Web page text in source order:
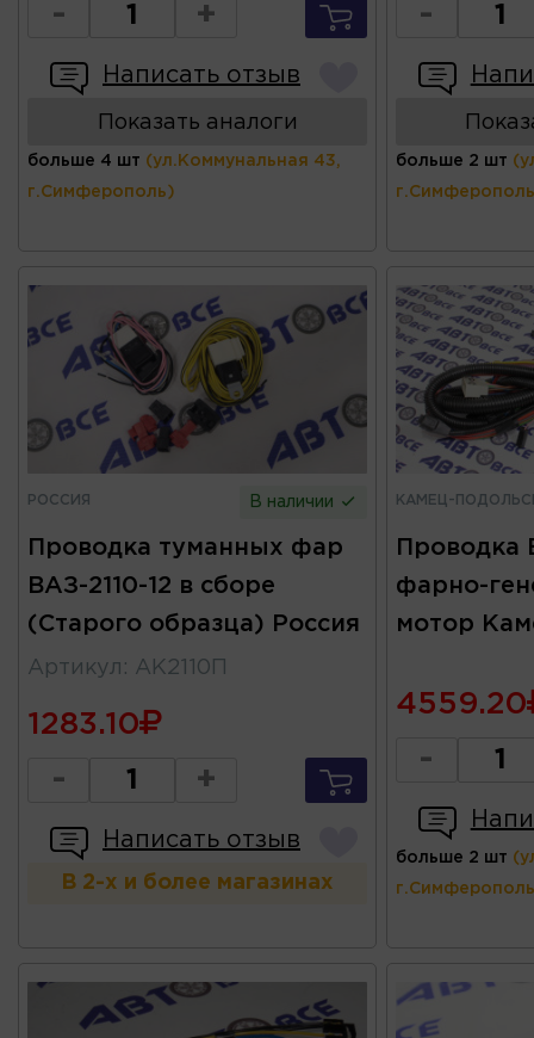
- +
Написать отзыв
Показать аналоги
больше 4 шт (ул.Коммунальная 43,
г.Симферополь)
-
больше 2 шт
РОССИЯ В наличии
Проводка туманных фар
ВАЗ-2110-12 в сборе
(Старого образца) Россия
Артикул : AK2110П
1283.10
- +
Написать отзыв
В 2-х и более магазинах
КАМЕЦ-
Проводка
фарно-
мотор
4559.20
-
больше 2 шт